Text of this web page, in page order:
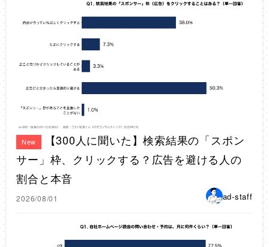
New
【300人に聞いた】検索結果の「スポン
サー」枠、クリックする？広告を避ける人の
割合と本音
2026/08/01 ad-staff